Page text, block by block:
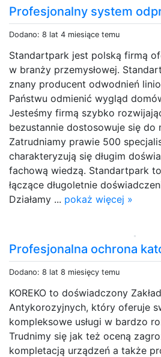
Profesjonalny system
Dodano: 8 lat 4 miesiące temu
Standartpark jest polską firmą
w branży przemysłowej.
znany producent odwodnień
Państwu odmienić wygląd
Jesteśmy firmą szybko
bezustannie dostosowuje się do
Zatrudniamy prawie 500
charakteryzują się długim
fachową wiedzą. Standartpark
łączące długoletnie
Działamy ... pokaż więcej »
Profesjonalna ochrona
Dodano: 8 lat 8 miesięcy temu
KOREKO to doświadczony
Antykorozyjnych, który oferuje
kompleksowe usługi w bardzo
Trudnimy się jak też oceną
kompletacją urządzeń a także